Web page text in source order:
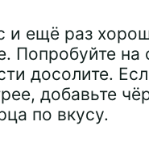
и ещё раз
Попробуйте на
досолите.
добавьте
по вкусу.